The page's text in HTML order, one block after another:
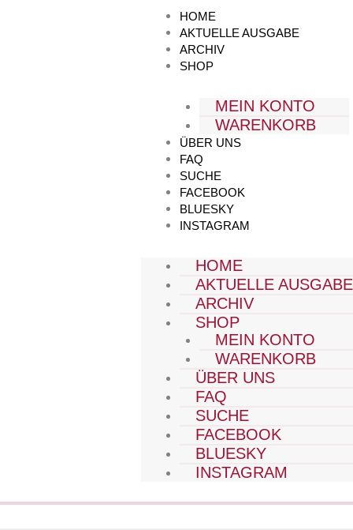
HOME
AKTUELLE AUSGABE
ARCHIV
SHOP
MEIN KONTO
WARENKORB
ÜBER UNS
FAQ
SUCHE
FACEBOOK
BLUESKY
INSTAGRAM
HOME
AKTUELLE AUSGABE
ARCHIV
SHOP
MEIN KONTO
WARENKORB
ÜBER UNS
FAQ
SUCHE
FACEBOOK
BLUESKY
INSTAGRAM